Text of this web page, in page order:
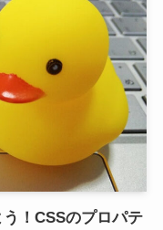
う！CSSのプロパテ